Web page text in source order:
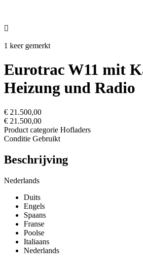

1 keer gemerkt
Eurotrac W11 mit
Heizung und Radio
€ 21.500,00
€ 21.500,00
Product categorie Hofladers
Conditie Gebruikt
Beschrijving
Nederlands
Duits
Engels
Spaans
Franse
Poolse
Italiaans
Nederlands